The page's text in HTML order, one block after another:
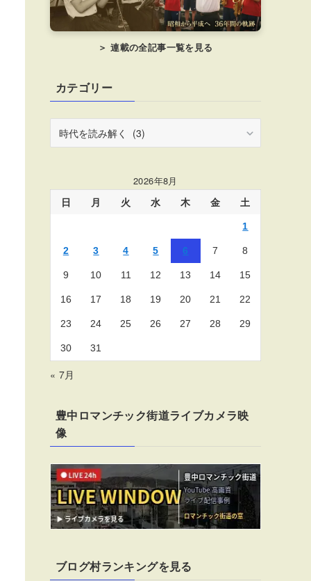
＞ 連載の全記事一覧を見る
カテゴリー
テ
ー
2026年8月
日 月 火 水 木 金 土
1
2 3 4 5 6 7 8
9 10 11 12 13 14 15
16 17 18 19 20 21 22
23 24 25 26 27 28 29
30 31
« 7月
豊中ロマンチック街道ライブカメラ映
像
ブログ村ランキングを見る